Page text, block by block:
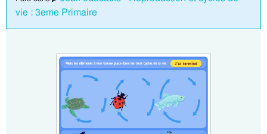
vie : 3eme Primaire